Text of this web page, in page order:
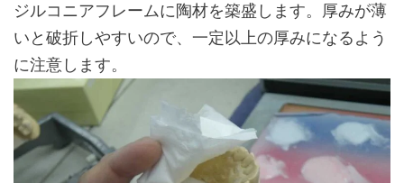
ジルコニアフレームに陶材を築盛します。厚みが薄
いと破折しやすいので、一定以上の厚みになるよう
に注意します。